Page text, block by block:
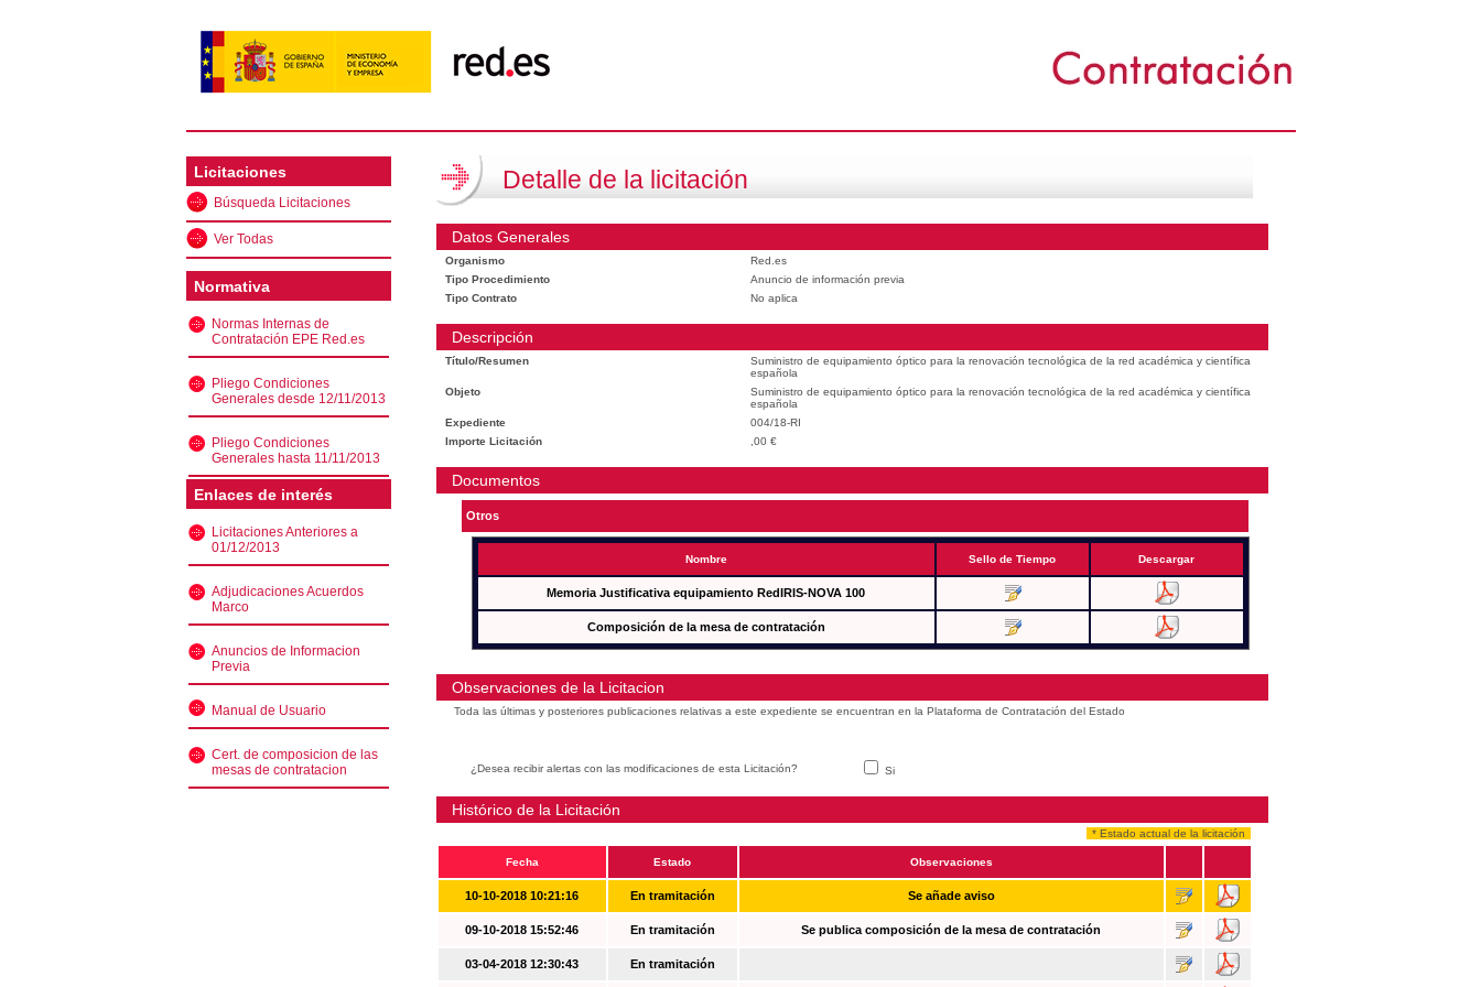
Licitaciones
Búsqueda Licitaciones
Ver Todas
Normativa
Normas Internas de
Contratación EPE Red.es
Pliego Condiciones
Generales desde 12/11/2013
Pliego Condiciones
Generales hasta 11/11/2013
Enlaces de interés
Licitaciones Anteriores a
01/12/2013
Adjudicaciones Acuerdos
Marco
Anuncios de Informacion
Previa
Manual de Usuario
Cert. de composicion de las
mesas de contratacion
Detalle de la licitación
Datos Generales
Organismo
Red.es
Tipo Procedimiento
Anuncio de información previa
Tipo Contrato
No aplica
Descripción
Título/Resumen
Suministro de equipamiento óptico para la renovación tecnológica de la red académica y científica
española
Objeto
Suministro de equipamiento óptico para la renovación tecnológica de la red académica y científica
española
Expediente
004/18-RI
Importe Licitación
,00 €
Documentos
Otros
Nombre Sello de Tiempo Descargar
Memoria Justificativa equipamiento RedIRIS-NOVA 100
Composición de la mesa de contratación
Observaciones de la Licitacion
Toda las últimas y posteriores publicaciones relativas a este expediente se encuentran en la Plataforma de Contratación del Estado
¿Desea recibir alertas con las modificaciones de esta Licitación? Si
Histórico de la Licitación
* Estado actual de la licitación
Fecha Estado Observaciones
10-10-2018 10:21:16 En tramitación Se añade aviso
09-10-2018 15:52:46 En tramitación Se publica composición de la mesa de contratación
03-04-2018 12:30:43 En tramitación